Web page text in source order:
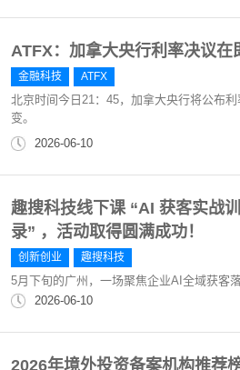
ATFX：加拿大央行利率决议
金融科技 ATFX
北京时间今日21：45，加拿大央行将公布
变。
2026-06-10
趣搜科技线下课 “AI 获客实战
录” ，活动取得圆满成功！
创新创业 趣搜科技
5月下旬的广州，一场聚焦企业AI全域获客
2026-06-10
2026年境外投资备案机构推荐